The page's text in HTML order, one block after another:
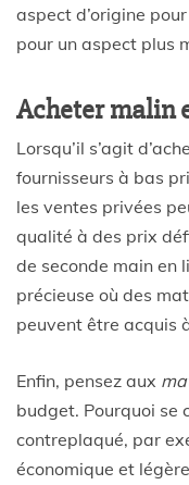
aspect d’origine
pour un aspect plus
Acheter malin
Lorsqu’il s’agit
fournisseurs à bas
les ventes privées
qualité à des prix
de seconde main en
précieuse où des
peuvent être acquis
Enfin, pensez aux
budget. Pourquoi se
contreplaqué, par
économique et